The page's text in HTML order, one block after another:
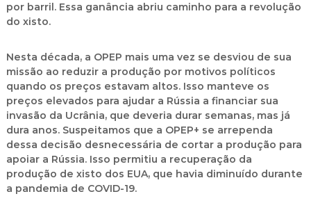
por barril. Essa ganância abriu caminho para a revolução
do xisto.
Nesta década, a OPEP mais uma vez se desviou de sua
missão ao reduzir a produção por motivos políticos
quando os preços estavam altos. Isso manteve os
preços elevados para ajudar a Rússia a financiar sua
invasão da Ucrânia, que deveria durar semanas, mas já
dura anos. Suspeitamos que a OPEP+ se arrependa
dessa decisão desnecessária de cortar a produção para
apoiar a Rússia. Isso permitiu a recuperação da
produção de xisto dos EUA, que havia diminuído durante
a pandemia de COVID-19.